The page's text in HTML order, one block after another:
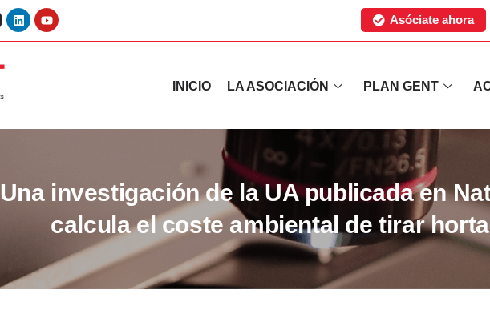
Asóciate ahora
INICIO LA ASOCIACIÓN PLAN GENT
Una investigación de la UA publicada en
calcula el coste ambiental de tirar